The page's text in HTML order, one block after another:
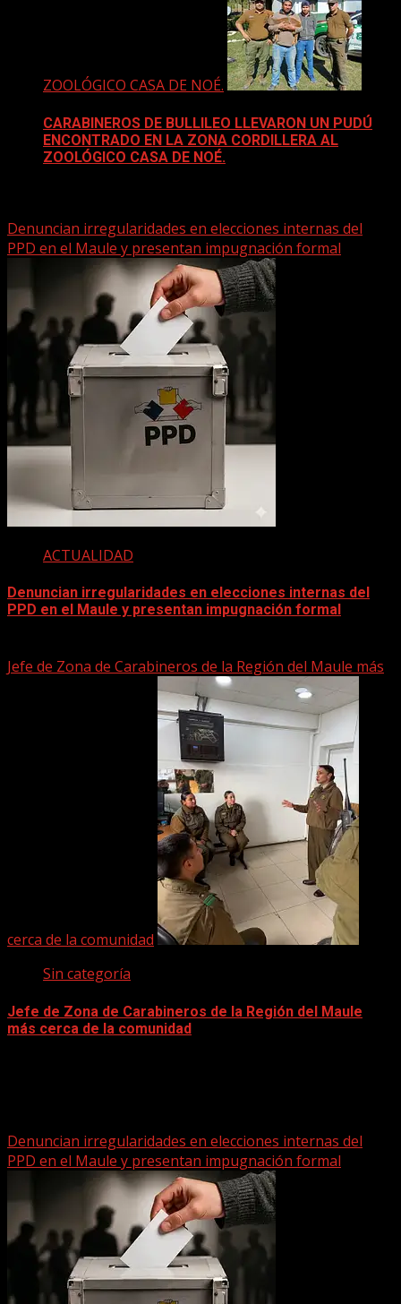
ZOOLÓGICO CASA DE NOÉ.
CARABINEROS DE BULLILEO LLEVARON UN PUDÚ
ENCONTRADO EN LA ZONA CORDILLERA AL
ZOOLÓGICO CASA DE NOÉ.
Denuncian irregularidades en elecciones internas del
PPD en el Maule y presentan impugnación formal
ACTUALIDAD
Denuncian irregularidades en elecciones internas del
PPD en el Maule y presentan impugnación formal
Jefe de Zona de Carabineros de la Región del Maule más
cerca de la comunidad
Sin categoría
Jefe de Zona de Carabineros de la Región del Maule
más cerca de la comunidad
Denuncian irregularidades en elecciones internas del
PPD en el Maule y presentan impugnación formal